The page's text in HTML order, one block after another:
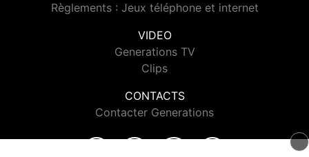
Règlements : Jeux téléphone et internet
VIDEO
Generations TV
Clips
CONTACTS
Contacter Generations